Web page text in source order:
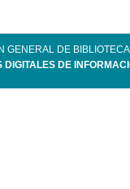
GENERAL DE
DIGITALES DE